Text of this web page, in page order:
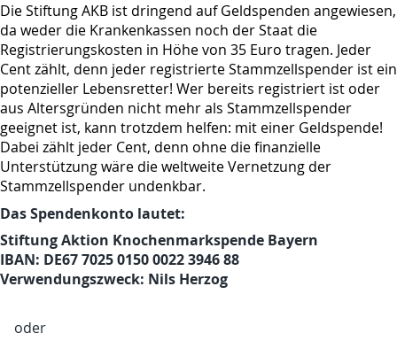
Die Stiftung AKB ist dringend auf Geldspenden angewiesen,
da weder die Krankenkassen noch der Staat die
Registrierungskosten in Höhe von 35 Euro tragen. Jeder
Cent zählt, denn jeder registrierte Stammzellspender ist ein
potenzieller Lebensretter! Wer bereits registriert ist oder
aus Altersgründen nicht mehr als Stammzellspender
geeignet ist, kann trotzdem helfen: mit einer Geldspende!
Dabei zählt jeder Cent, denn ohne die finanzielle
Unterstützung wäre die weltweite Vernetzung der
Stammzellspender undenkbar.
Das Spendenkonto lautet:
Stiftung Aktion Knochenmarkspende Bayern
IBAN: DE67 7025 0150 0022 3946 88
Verwendungszweck: Nils Herzog
oder